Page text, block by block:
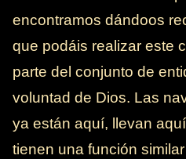
encontramos dándoos
que podáis realizar este
parte del conjunto de
voluntad de Dios. Las
ya están aquí, llevan
tienen una función